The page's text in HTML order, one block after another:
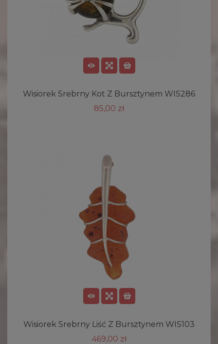
Wisiorek Srebrny Kot Z Bursztynem WIS286
85,00 zł
Wisiorek Srebrny Liść Z Bursztynem WIS103
469,00 zł